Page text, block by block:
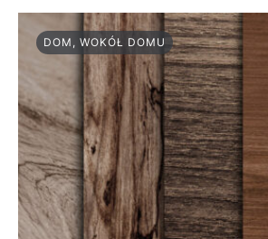
DOM, WOKÓŁ DOMU